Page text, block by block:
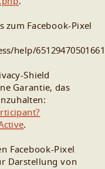
Facebook-Pixel
help/
Shield
Garantie, das
.
Facebook-Pixel
Darstellung von